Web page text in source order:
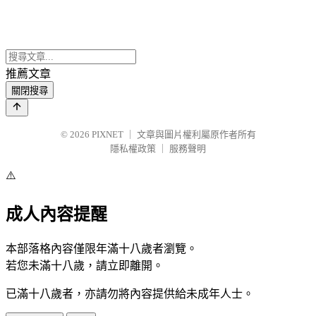
推薦文章
關閉搜尋
© 2026 PIXNET
文章與圖片權利屬原作者所有
隱私權政策
服務聲明
⚠️
成人內容提醒
本部落格內容僅限年滿十八歲者瀏覽。
若您未滿十八歲，請立即離開。
已滿十八歲者，亦請勿將內容提供給未成年人士。